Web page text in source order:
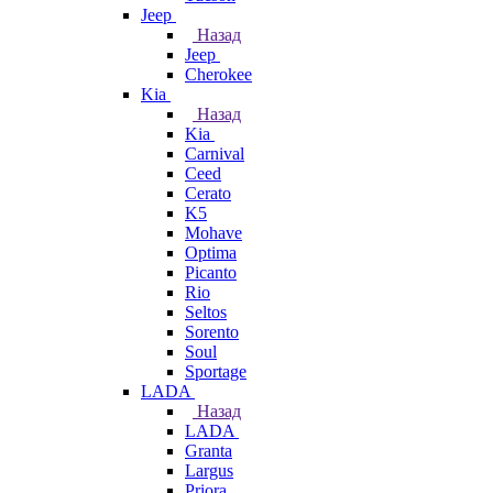
Jeep
Назад
Jeep
Cherokee
Kia
Назад
Kia
Carnival
Ceed
Cerato
K5
Mohave
Optima
Picanto
Rio
Seltos
Sorento
Soul
Sportage
LADA
Назад
LADA
Granta
Largus